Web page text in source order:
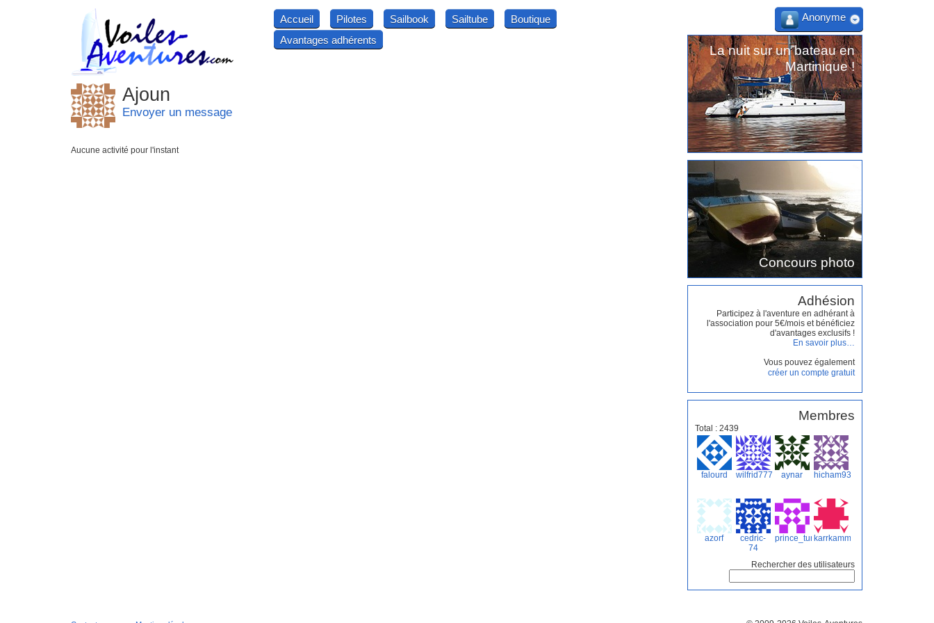
Accueil Pilotes Sailbook Sailtube
Boutique
Avantages adhérents
Ajoun
Envoyer un message
Aucune activité pour l'instant
La nuit sur un bateau en
Martinique !
Concours photo
Adhésion
Participez à l'aventure en adhérant à
l'association pour 5€/mois et bénéficiez
d'avantages exclusifs !
En savoir plus…
Vous pouvez également
créer un compte gratuit
Membres
Total : 2439
falourd wilfrid7777 aynar hicham93
azorf
cedric-
74
prince_turquoise
karrkamm
Rechercher des utilisateurs
Anonyme